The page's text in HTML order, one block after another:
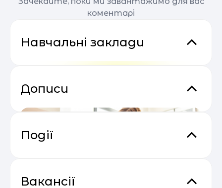
коментарі
Навчальні заклади
Дописи
Події
продають
Вакансії